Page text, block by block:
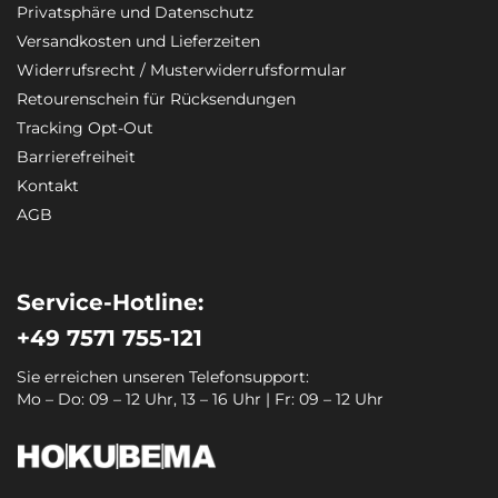
Privatsphäre und Datenschutz
Versandkosten und Lieferzeiten
Widerrufsrecht / Musterwiderrufsformular
Retourenschein für Rücksendungen
Tracking Opt-Out
Barrierefreiheit
Kontakt
AGB
Service-Hotline:
+49 7571 755-121
Sie erreichen unseren Telefonsupport:
Mo – Do: 09 – 12 Uhr, 13 – 16 Uhr | Fr: 09 – 12 Uhr